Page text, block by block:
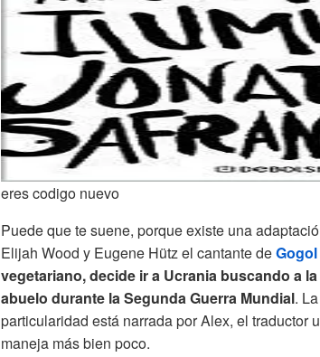
eres codigo nuevo
Puede que te suene, porque existe una
Elijah Wood y Eugene Hütz el cantante de
vegetariano, decide ir a Ucrania buscando a
abuelo durante la Segunda Guerra Mundial.
particularidad está narrada por Alex, el traductor
maneja más bien poco.